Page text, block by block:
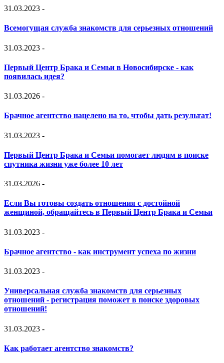
31.03.2023 -
Всемогущая служба знакомств для серьезных отношений
31.03.2023 -
Первый Центр Брака и Семьи в Новосибирске - как
появилась идея?
31.03.2026 -
Брачное агентство нацелено на то, чтобы дать результат!
31.03.2023 -
Первый Центр Брака и Семьи помогает людям в поиске
спутника жизни уже более 10 лет
31.03.2026 -
Если Вы готовы создать отношения с достойной
женщиной, обращайтесь в Первый Центр Брака и Семьи
31.03.2023 -
Брачное агентство - как инструмент успеха по жизни
31.03.2023 -
Универсальная служба знакомств для серьезных
отношений - регистрация поможет в поиске здоровых
отношений!
31.03.2023 -
Как работает агентство знакомств?